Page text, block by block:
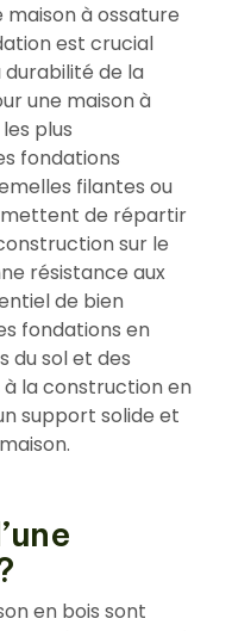
maison à ossature
est crucial
de la
une maison à
plus
fondations
filantes ou
de répartir
sur le
résistance aux
de bien
fondations en
du sol et des
la construction en
support solide et
en bois sont